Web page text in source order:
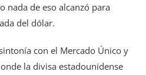
nada de eso alcanzó para
del dólar.
con el Mercado Único y
la divisa estadounidense